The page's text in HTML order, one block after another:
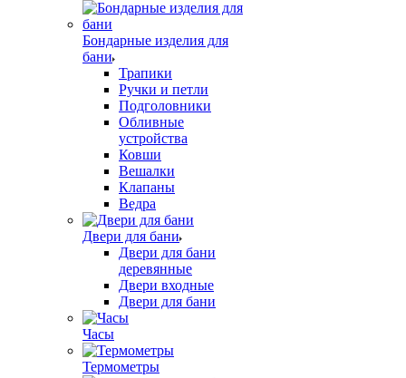
Бондарные изделия для
бани
Трапики
Ручки и петли
Подголовники
Обливные
устройства
Ковши
Вешалки
Клапаны
Ведра
Двери для бани
Двери для бани
деревянные
Двери входные
Двери для бани
Часы
Термометры